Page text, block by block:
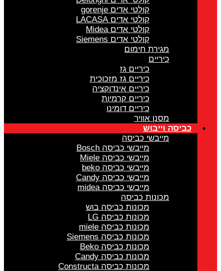
קולטי אדים gorenje
קולטי אדים LACASA
קולטי אדים Midea
קולטי אדים Siemens
מגירת חימום
כיריים גז מזכוכית
כיריים אינדוקציה
כיריים קרמיות
כיריים דומינו
מסנן אוויר
כביסה וייבוש
מייבשי כביסה
מייבשי כביסה Bosch
מייבשי כביסה Miele
מייבשי כביסה beko
מייבשי כביסה Candy
מייבשי כביסה midea
מכונות כביסה
מכונות כביסה בוש
מכונות כביסה LG
מכונות כביסה miele
מכונות כביסה Siemens
מכונות כביסה Beko
מכונות כביסה Candy
מכונות כביסה Constructa